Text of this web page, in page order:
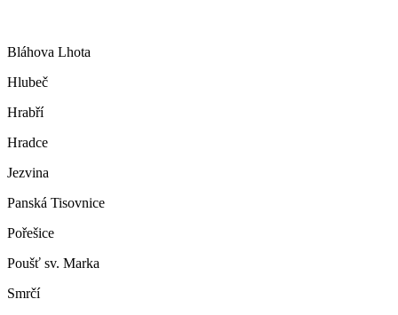
Bláhova Lhota
Hlubeč
Hrabří
Hradce
Jezvina
Panská Tisovnice
Pořešice
Poušť sv. Marka
Smrčí